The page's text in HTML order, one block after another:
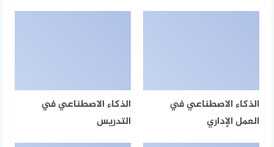
الذكاء الاصطناعي في
العمل الإداري
الذكاء الاصطناعي في
التدريس